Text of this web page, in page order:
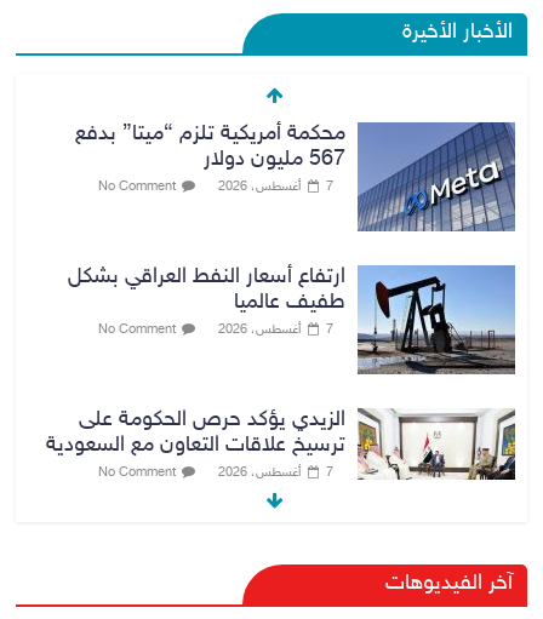
الأخبار الأخيرة
محكمة أمريكية تلزم “ميتا” بدفع
567 مليون دولار
7 أغسطس، 2026 No Comment
ارتفاع أسعار النفط العراقي بشكل
طفيف عالميا
7 أغسطس، 2026 No Comment
الزيدي يؤكد حرص الحكومة على
ترسيخ علاقات التعاون مع السعودية
7 أغسطس، 2026 No Comment
وزارة الداخلية: الحدود العراقية تشهد
مستوى عالياً من الأمن والاستقرار
آخر الفيديوهات